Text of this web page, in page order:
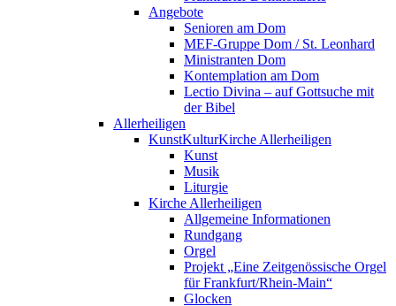
Angebote
Senioren am Dom
MEF-Gruppe Dom / St. Leonhard
Ministranten Dom
Kontemplation am Dom
Lectio Divina – auf Gottsuche mit
der Bibel
Allerheiligen
KunstKulturKirche Allerheiligen
Kunst
Musik
Liturgie
Kirche Allerheiligen
Allgemeine Informationen
Rundgang
Orgel
Projekt „Eine Zeitgenössische Orgel
für Frankfurt/Rhein-Main“
Glocken